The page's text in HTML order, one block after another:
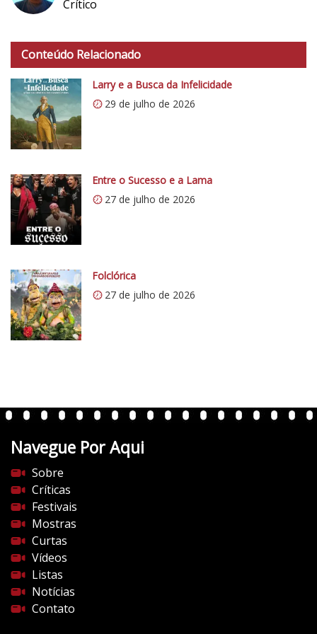
t
p
s
:
/
/
0
.
w
p
.
o
m
/
v
e
n
e
d
o
c
i
n
e
m
a
.
Crítico
Conteúdo Relacionado
Larry e a Busca da Infelicidade
29 de julho de 2026
Entre o Sucesso e a Lama
27 de julho de 2026
Folclórica
27 de julho de 2026
Navegue Por Aqui
Sobre
Críticas
Festivais
Mostras
Curtas
Vídeos
Listas
Notícias
Contato